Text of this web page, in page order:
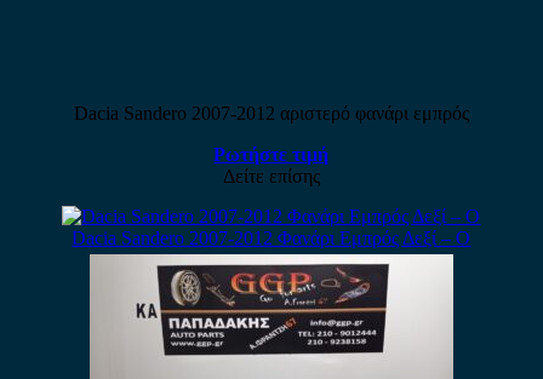
Dacia Sandero 2007-2012 αριστερό φανάρι εμπρός
Ρωτήστε τιμή
Δείτε επίσης
Dacia Sandero 2007-2012 Φανάρι Εμπρός Δεξί – Ο